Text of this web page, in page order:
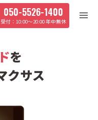
050-5526-1400
10:00〜20:00 年中無休
を
クサス